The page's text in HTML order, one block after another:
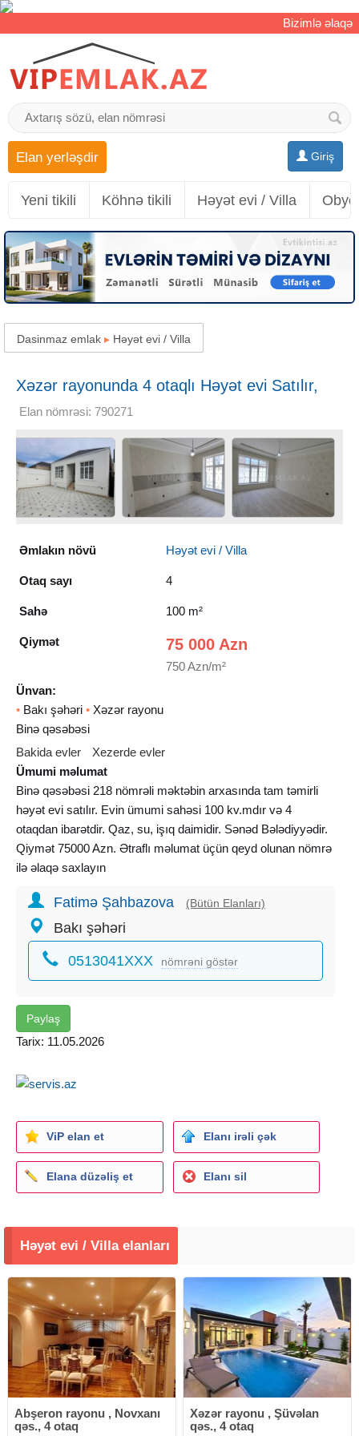
Bizimlə əlaqə
Giriş
Elan yerləşdir
Yeni tikili Köhnə tikili Həyət evi / Villa
Dasinmaz emlak ▸ Həyət evi / Villa
Xəzər rayonunda 4 otaqlı Həyət evi Satılır,
100 m²
Elan nömrəsi: 790271
Əmlakın növü Həyət evi / Villa
Otaq sayı 4
Sahə 100 m²
Qiymət 75 000 Azn
750 Azn/m²
Ünvan:
• Bakı şəhəri • Xəzər rayonu
Binə qəsəbəsi
Bakida evler
Xezerde evler
Ümumi məlumat
Binə qəsəbəsi 218 nömrəli məktəbin arxasında tam təmirli
həyət evi satılır. Evin ümumi sahəsi 100 kv.mdır və 4
otaqdan ibarətdir. Qaz, su, işıq daimidir. Sənəd Bələdiyyədir.
Qiymət 75000 Azn. Ətraflı məlumat üçün qeyd olunan nömrə
ilə əlaqə saxlayın
Fatimə Şahbazova (Bütün Elanları)
Bakı şəhəri
0513041XXX nömrəni göstər
Paylaş
Tarix: 11.05.2026
ViP elan et Elanı irəli çək
Elana düzəliş et Elanı sil
Həyət evi / Villa elanları
Abşeron rayonu , Novxanı
qəs., 4 otaq
Xəzər rayonu , Şüvəlan
qəs., 4 otaq